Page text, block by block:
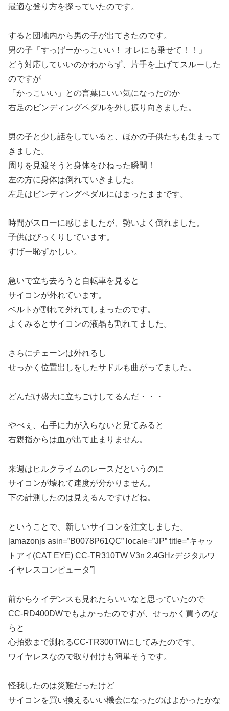
最適な登り方を探っていたのです。
すると団地内から男の子が出てきたのです。
男の子「すっげーかっこいい！ オレにも乗せて！！」
どう対応していいのかわからず、片手を上げてスルーした
のですが
「かっこいい」との言葉にいい気になったのか
右足のビンディングペダルを外し振り向きました。
男の子と少し話をしていると、ほかの子供たちも集まって
きました。
周りを見渡そうと身体をひねった瞬間！
左の方に身体は倒れていきました。
左足はビンディングペダルにはまったままです。
時間がスローに感じましたが、勢いよく倒れました。
子供はびっくりしています。
すげー恥ずかしい。
急いで立ち去ろうと自転車を見ると
サイコンが外れています。
ベルトが割れて外れてしまったのです。
よくみるとサイコンの液晶も割れてました。
さらにチェーンは外れるし
せっかく位置出しをしたサドルも曲がってました。
どんだけ盛大に立ちごけしてるんだ・・・
やべぇ、右手に力が入らないと見てみると
右親指からは血が出て止まりません。
来週はヒルクライムのレースだというのに
サイコンが壊れて速度が分かりません。
下の計測したのは見えるんですけどね。
ということで、新しいサイコンを注文しました。
[amazonjs asin=”B0078P61QC” locale=”JP” title=”キャッ
トアイ(CAT EYE) CC-TR310TW V3n 2.4GHzデジタルワ
イヤレスコンピュータ”]
前からケイデンスも見れたらいいなと思っていたので
CC-RD400DWでもよかったのですが、せっかく買うのな
らと
心拍数まで測れるCC-TR300TWにしてみたのです。
ワイヤレスなので取り付けも簡単そうです。
怪我したのは災難だったけど
サイコンを買い換えるいい機会になったのはよかったかな